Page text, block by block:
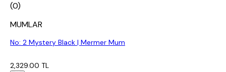
(0)
MUMLAR
No: 2 Mystery Black | Mermer Mum
2,329.00 TL